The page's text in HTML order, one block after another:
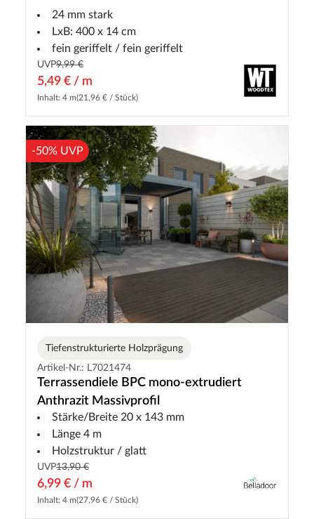
24 mm stark
LxB: 400 x 14 cm
fein geriffelt / fein geriffelt
UVP9,99 €
5,49 € / m
Inhalt: 4 m(21,96 € / Stück)
-50% UVP
Tiefenstrukturierte Holzprägung
Artikel-Nr.: L7021474
Terrassendiele BPC mono-extrudiert
Anthrazit Massivprofil
Stärke/Breite 20 x 143 mm
Länge 4 m
Holzstruktur / glatt
UVP13,90 €
6,99 € / m
Inhalt: 4 m(27,96 € / Stück)